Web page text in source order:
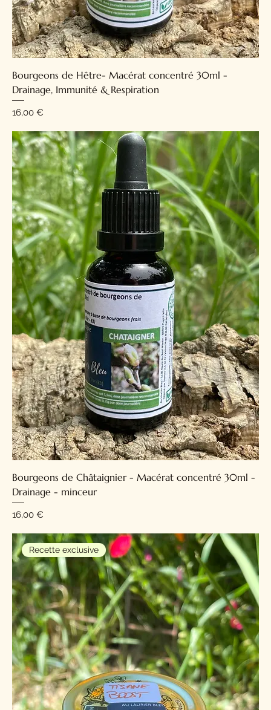
Bourgeons de Hêtre- Macérat concentré 30ml -
Drainage, Immunité & Respiration
Prix
16,00 €
Bourgeons de Châtaignier - Macérat concentré 30ml -
Drainage - minceur
Prix
16,00 €
Recette exclusive